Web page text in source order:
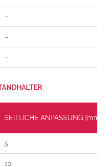
–
–
–
SEITLICHE ANPASSUNG [mm]
5
10